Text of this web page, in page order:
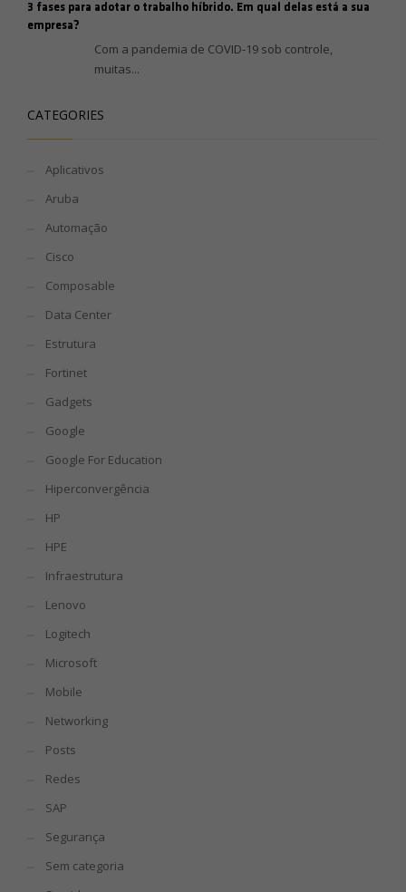
3 fases para adotar o trabalho híbrido. Em qual delas está a sua
empresa?
Com a pandemia de COVID-19 sob controle,
muitas...
CATEGORIES
Aplicativos
Aruba
Automação
Cisco
Composable
Data Center
Estrutura
Fortinet
Gadgets
Google
Google For Education
Hiperconvergência
HP
HPE
Infraestrutura
Lenovo
Logitech
Microsoft
Mobile
Networking
Posts
Redes
SAP
Segurança
Sem categoria